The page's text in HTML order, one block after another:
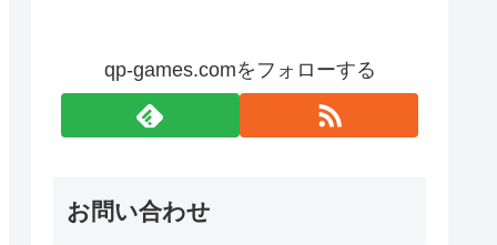
qp-games.comをフォローする
お問い合わせ